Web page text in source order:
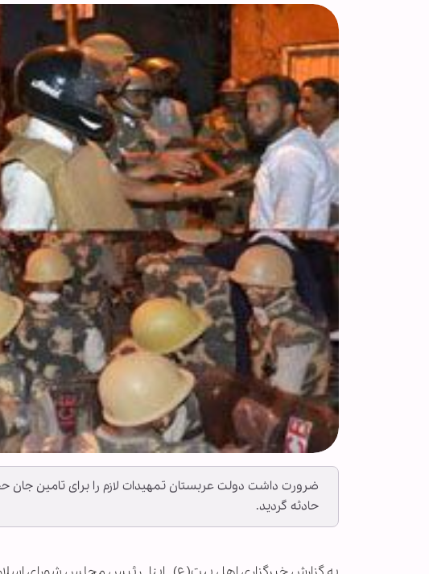
ضرورت داشت دولت عربستان تمهیدات لازم را برای تامین جان
حادثه گردید.